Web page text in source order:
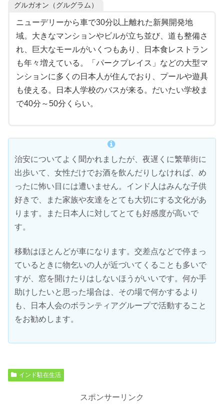
グルガオン（グルグラム）
ニューデリーから車で30分以上離れた新興開発地
域。大きなマンションやビルが立ち並び、道も整備さ
れ、巨大なモールがいくつもあり、日本食レストラン
も年々増えている。「パークプレイス」などの大型マ
ンションに多くの日本人が住んでおり、プールや遊具
も使える。日本人学校のバスが来る。だいたい学校ま
で40分～50分くらい。
治安についてよく聞かれましたが、夜遅くに繁華街に
出歩いて、女性だけでお酒を飲んだりしなければ、め
ったに怖い目には遭いません。インド人はみんな子供
好きで、また家族や友達をとても大切にする文化があ
ります。また日本人に対してとても好感度が高いで
す。
移動はほとんどが車になります。交差点などで停まっ
ているときに物乞いの人が近づいてくることも多いで
すが、窓を開けたりはしないほうがいいです。何か手
助けしたいと思った場合は、その場で何かするより
も、日本人会のボランティアグループで活動すること
をお勧めします。
インド駐在生活
スポンサーリンク